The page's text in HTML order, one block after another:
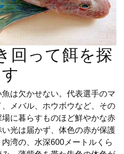
回って餌を探
す
は欠かせない。代表選手のマ
メバル、ホウボウなど、その
に暮らすものほど鮮やかな赤
光は届かず、体色の赤が保護
湾の、水深600メートルくら